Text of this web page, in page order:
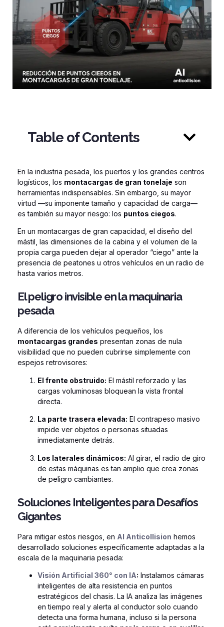
Table of Contents
En la industria pesada, los puertos y los grandes centros
logísticos, los montacargas de gran tonelaje son
herramientas indispensables. Sin embargo, su mayor
virtud —su imponente tamaño y capacidad de carga—
es también su mayor riesgo: los puntos ciegos.
En un montacargas de gran capacidad, el diseño del
mástil, las dimensiones de la cabina y el volumen de la
propia carga pueden dejar al operador “ciego” ante la
presencia de peatones u otros vehículos en un radio de
hasta varios metros.
El peligro invisible en la maquinaria
pesada
A diferencia de los vehículos pequeños, los
montacargas grandes presentan zonas de nula
visibilidad que no pueden cubrirse simplemente con
espejos retrovisores:
El frente obstruido: El mástil reforzado y las
cargas voluminosas bloquean la vista frontal
directa.
La parte trasera elevada: El contrapeso masivo
impide ver objetos o personas situadas
inmediatamente detrás.
Los laterales dinámicos: Al girar, el radio de giro
de estas máquinas es tan amplio que crea zonas
de peligro cambiantes.
Soluciones Inteligentes para Desafíos
Gigantes
Para mitigar estos riesgos, en AI Anticollision hemos
desarrollado soluciones específicamente adaptadas a la
escala de la maquinaria pesada:
Visión Artificial 360° con IA: Instalamos cámaras
inteligentes de alta resistencia en puntos
estratégicos del chasis. La IA analiza las imágenes
en tiempo real y alerta al conductor solo cuando
detecta una forma humana, incluso si la persona